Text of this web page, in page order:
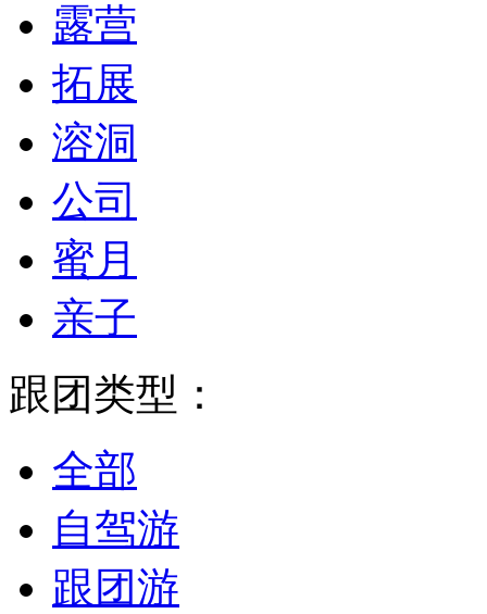
露营
拓展
溶洞
公司
蜜月
亲子
跟团类型：
全部
自驾游
跟团游